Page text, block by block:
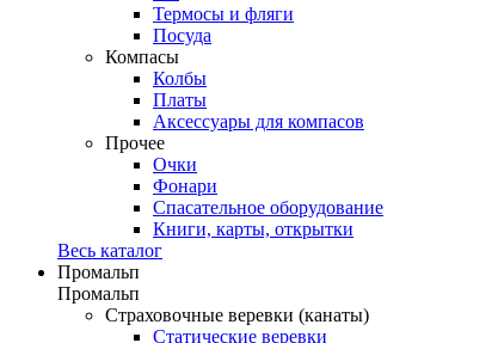
Термосы и фляги
Посуда
Компасы
Колбы
Платы
Аксессуары для компасов
Прочее
Очки
Фонари
Спасательное оборудование
Книги, карты, открытки
Весь каталог
Промальп
Промальп
Страховочные веревки (канаты)
Статические веревки